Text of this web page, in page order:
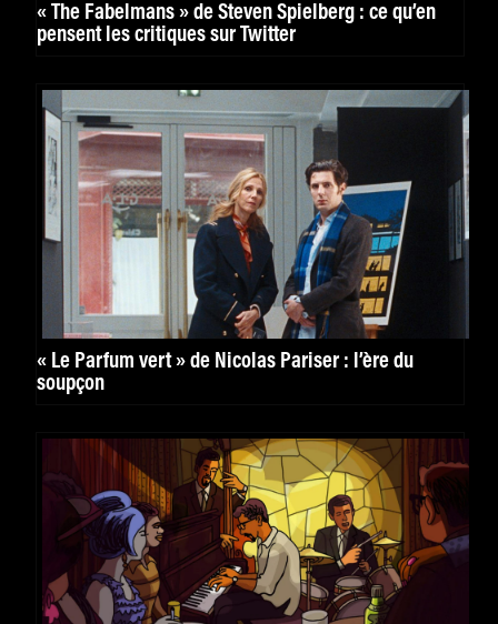
« The Fabelmans » de Steven Spielberg : ce qu’en
pensent les critiques sur Twitter
« Le Parfum vert » de Nicolas Pariser : l’ère du
soupçon